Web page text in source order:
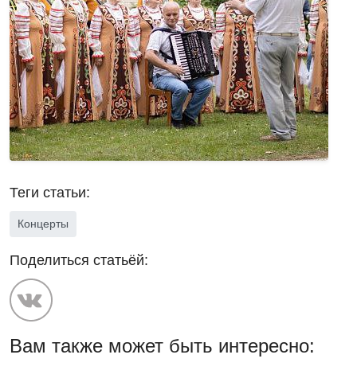
Теги статьи:
Концерты
Поделиться статьёй:
Вам также может быть интересно: